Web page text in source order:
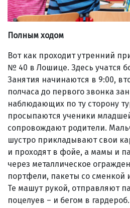
Полным ходом
Вот как проходит утренний
№ 40 в Лошице. Здесь учатся
Занятия начинаются в 9:00,
полчаса до первого звонка
наблюдающих по ту сторону
просыпаются ученики
сопровождают родители.
шустро прикладывают свои
и проходят в фойе, а мамы и
через металлическое
портфели, пакеты со сменкой
Те машут рукой, отправляют
поцелуев – и бегом в гардероб.